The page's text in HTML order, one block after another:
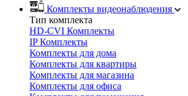
Комплекты видеонаблюдения
Тип комплекта
HD-CVI Комплекты
IP Комплекты
Комплекты для дома
Комплекты для квартиры
Комплекты для магазина
Комплекты для офиса